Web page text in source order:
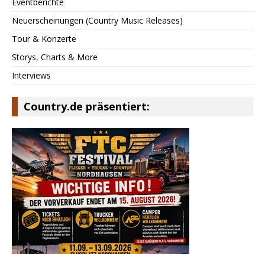
Neuerscheinungen (Country Music Releases)
Tour & Konzerte
Storys, Charts & More
Interviews
Country.de präsentiert: